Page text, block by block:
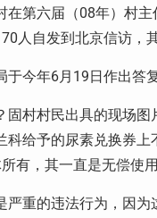
第六届（08年）村
人自发到北京信访，
今年6月19日作出答
村村民出具的现场
给予的尿素兑换券
有，其一直是无偿使用
重的违法行为，因